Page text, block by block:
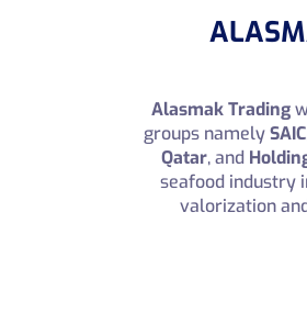
Alasmak Trading
groups namelySAIC
Qatar, and
seafood industry
valorization